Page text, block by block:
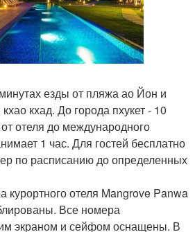
езды от пляжа ао Йон и
кхад. До города пхукет - 10
отеля до международного
1 час. Для гостей бесплатно
по расписанию до определенных
отеля Mangrove Panwa
Все номера
экраном и сейфом оснащены. В